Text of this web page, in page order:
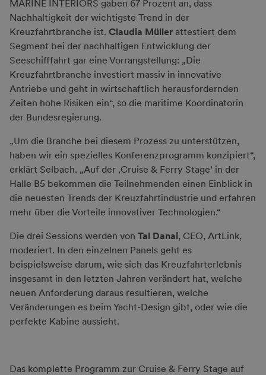
MARINE INTERIORS gaben 67 Prozent an, dass
Nachhaltigkeit der wichtigste Trend in der
Kreuzfahrtbranche ist. Claudia Müller attestiert dem
Segment bei der nachhaltigen Entwicklung der
Seeschifffahrt gar eine Vorrangstellung: „Die
Kreuzfahrtbranche investiert massiv in innovative
Antriebe und geht in wirtschaftlich herausfordernden
Zeiten hohe Risiken ein“, so die maritime Koordinatorin
der Bundesregierung.
„Um die Branche bei diesem Prozess zu unterstützen,
haben wir ein spezielles Konferenzprogramm konzipiert“,
erklärt Selbach. „Auf der ‚Cruise & Ferry Stage‘ in der
Halle B5 bekommen die Teilnehmenden einen Einblick in
die neuesten Trends der Kreuzfahrtindustrie und erfahren
mehr über die Vorteile innovativer Technologien.“
Die drei Sessions werden von Tal Danai, CEO, ArtLink,
moderiert. In den einzelnen Panels geht es
beispielsweise darum, wie sich das Kreuzfahrterlebnis
insgesamt in den letzten Jahren verändert hat, welche
neuen Anforderung daraus resultieren, welche
Veränderungen es beim Yacht-Design gibt, oder wie die
perfekte Kabine aussieht.
Das komplette Programm zur Cruise & Ferry Stage auf